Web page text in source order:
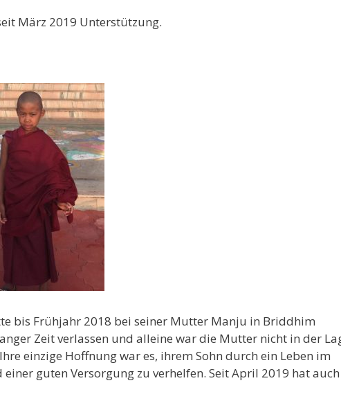
März 2019 Unterstützung.
bis Frühjahr 2018 bei seiner Mutter Manju in Briddhim
Zeit verlassen und alleine war die Mutter nicht in der
einzige Hoffnung war es, ihrem Sohn durch ein Leben im
guten Versorgung zu verhelfen. Seit April 2019 hat auch